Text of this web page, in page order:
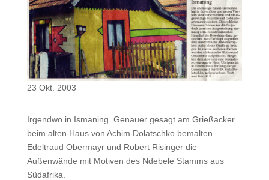
23 Okt. 2003
Irgendwo in Ismaning. Genauer gesagt am Grießacker
beim alten Haus von Achim Dolatschko bemalten
Edeltraud Obermayr und Robert Risinger die
Außenwände mit Motiven des Ndebele Stamms aus
Südafrika.